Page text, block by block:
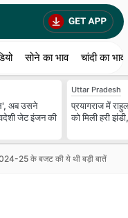
सोने का भाव चांदी का भाव
अब उसने
जेट इंजन की
Uttar Pradesh
प्रयागराज में
को मिली हरी
25 के बजट की ये थी बड़ी बातें